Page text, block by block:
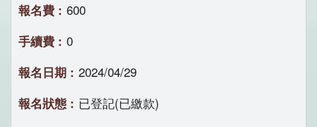
600
0
2024/04/29
已登記(已繳款)